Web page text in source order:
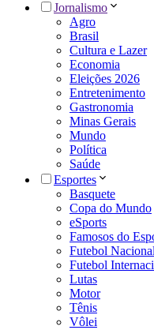
Jornalismo
Agro
Brasil
Cultura e Lazer
Economia
Eleições 2026
Entretenimento
Gastronomia
Minas Gerais
Mundo
Política
Saúde
Esportes
Basquete
Copa do Mundo
eSports
Famosos do
Futebol
Futebol
Lutas
Motor
Tênis
Vôlei